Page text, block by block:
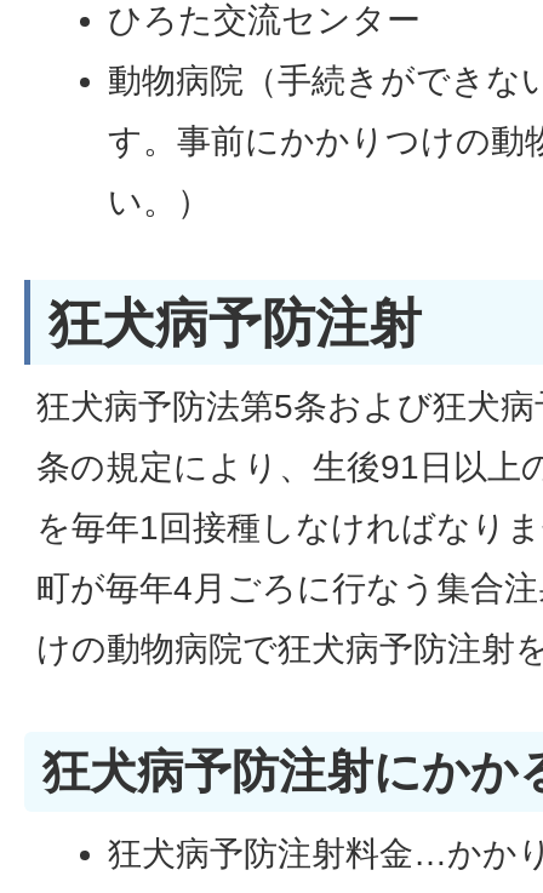
ひろた交流センター
動物病院（手続きができな
す。事前にかかりつけの動
い。）
狂犬病予防注射
狂犬病予防法第5条および狂犬
条の規定により、生後91日以上
を毎年1回接種しなければなり
町が毎年4月ごろに行なう集合
けの動物病院で狂犬病予防注射
狂犬病予防注射にかか
狂犬病予防注射料金…かか